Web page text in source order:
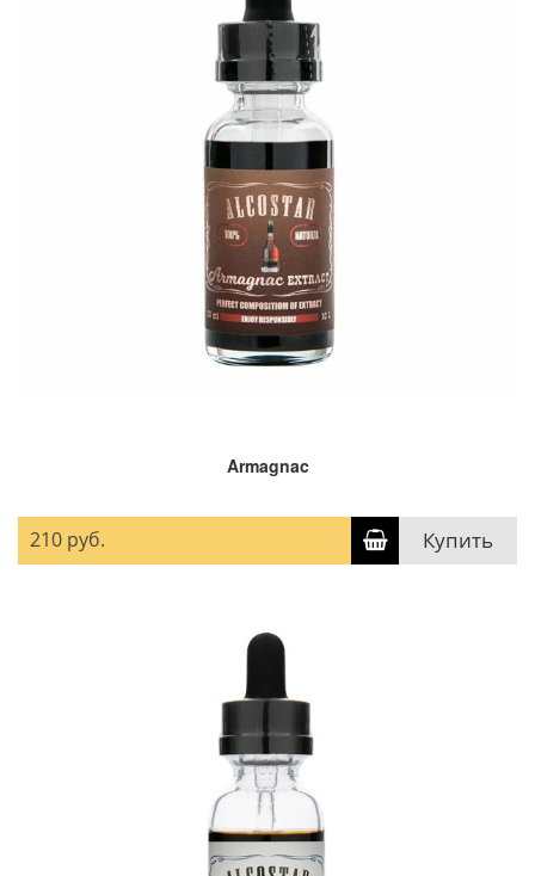
Armagnac
210 руб. Купить